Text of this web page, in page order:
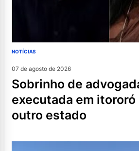
NOTÍCIAS
07 de agosto de 2026
sobrinho de advogada
executada em itororó
outro estado